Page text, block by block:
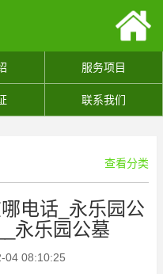
服务项目
联系我们
查看分类
电话_永乐园公
永乐园公墓
04 08:10:25